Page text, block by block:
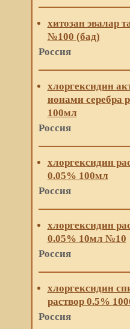
хитозан эвалар
№100 (бад)
Россия
хлоргексидин
ионами серебра
100мл
Россия
хлоргексидин
0.05% 100мл
Россия
хлоргексидин
0.05% 10мл №10
Россия
хлоргексидин
раствор 0.5%
Россия